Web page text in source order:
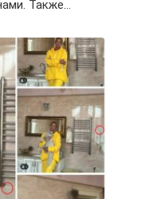
Также…